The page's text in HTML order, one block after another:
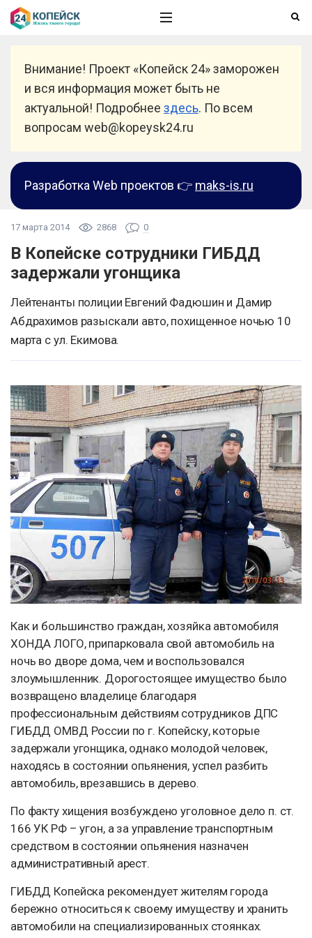
Внимание! Проект «Копейск 24» заморожен
и вся информация может быть не
актуальной! Подробнее здесь. По всем
вопросам web@kopeysk24.ru
Разработка Web проектов 👉 maks-is.ru
17 марта 2014 2868 0
В Копейске сотрудники ГИБДД
задержали угонщика
Лейтенанты полиции Евгений Фадюшин и Дамир
Абдрахимов разыскали авто, похищенное ночью 10
марта с ул. Екимова.
Как и большинство граждан, хозяйка автомобиля
ХОНДА ЛОГО, припарковала свой автомобиль на
ночь во дворе дома, чем и воспользовался
злоумышленник. Дорогостоящее имущество было
возвращено владелице благодаря
профессиональным действиям сотрудников ДПС
ГИБДД ОМВД России по г. Копейску, которые
задержали угонщика, однако молодой человек,
находясь в состоянии опьянения, успел разбить
автомобиль, врезавшись в дерево.
По факту хищения возбуждено уголовное дело п. ст.
166 УК РФ – угон, а за управление транспортным
средством в состоянии опьянения назначен
административный арест.
ГИБДД Копейска рекомендует жителям города
бережно относиться к своему имуществу и хранить
автомобили на специализированных стоянках.